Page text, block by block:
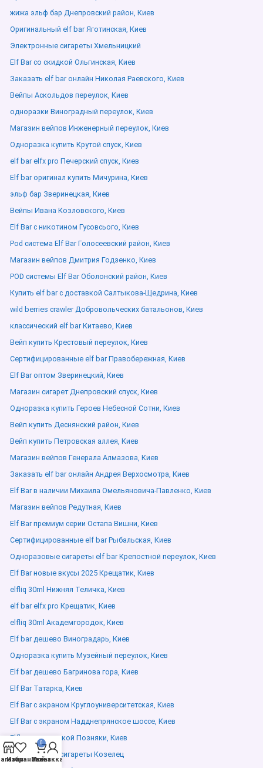
жижа эльф бар Днепровский район, Киев
Оригинальный elf bar Яготинская, Киев
Электронные сигареты Хмельницкий
Elf Bar со скидкой Ольгинская, Киев
Заказать elf bar онлайн Николая Раевского, Киев
Вейпы Аскольдов переулок, Киев
одноразки Виноградный переулок, Киев
Магазин вейпов Инженерный переулок, Киев
Одноразка купить Крутой спуск, Киев
elf bar elfx pro Печерский спуск, Киев
Elf bar оригинал купить Мичурина, Киев
эльф бар Зверинецкая, Киев
Вейпы Ивана Козловского, Киев
Elf Bar с никотином Гусовсього, Киев
Pod система Elf Bar Голосеевский район, Киев
Магазин вейпов Дмитрия Годзенко, Киев
POD системы Elf Bar Оболонский район, Киев
Купить elf bar с доставкой Салтыкова-Щедрина, Киев
wild berries crawler Добровольческих батальонов, Киев
классический elf bar Китаево, Киев
Вейп купить Крестовый переулок, Киев
Сертифицированные elf bar Правобережная, Киев
Elf Bar оптом Зверинецкий, Киев
Магазин сигарет Днепровский спуск, Киев
Одноразка купить Героев Небесной Сотни, Киев
Вейп купить Деснянский район, Киев
Вейп купить Петровская аллея, Киев
Магазин вейпов Генерала Алмазова, Киев
Заказать elf bar онлайн Андрея Верхосмотра, Киев
Elf Bar в наличии Михаила Омельяновича-Павленко, Киев
Магазин вейпов Редутная, Киев
Elf Bar премиум серии Остапа Вишни, Киев
Сертифицированные elf bar Рыбальская, Киев
Одноразовые сигареты elf bar Крепостной переулок, Киев
Elf Bar новые вкусы 2025 Крещатик, Киев
elfliq 30ml Нижняя Теличка, Киев
elf bar elfx pro Крещатик, Киев
elfliq 30ml Академгородок, Киев
Elf bar дешево Виноградарь, Киев
Одноразка купить Музейный переулок, Киев
Elf bar дешево Багринова гора, Киев
Elf Bar Татарка, Киев
Elf Bar с экраном Круглоуниверситетская, Киев
Elf Bar с экраном Надднепрянское шоссе, Киев
Elfbar с доставкой Позняки, Киев
Электронные сигареты Козелец
Избранное
0
Заказ
Мой аккаунт